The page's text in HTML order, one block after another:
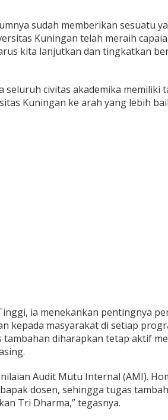
sudah memberikan sesuatu
Kuningan telah meraih
kita lanjutkan dan tingkatkan
seluruh civitas akademika memiliki
Kuningan ke arah yang lebih
ia menekankan pentingnya
kepada masyarakat di setiap
tambahan diharapkan tetap aktif
Audit Mutu Internal (AMI).
dosen, sehingga tugas
Tri Dharma,” tegasnya.